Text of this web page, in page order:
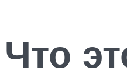
Что